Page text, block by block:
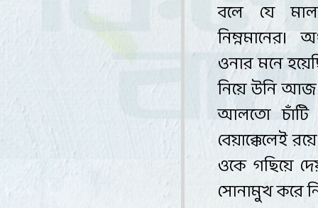
বলে যে
নিম্নমানের।
ওনারমনে
নিয়েউনিআজ
আলতো চাঁটি
বেয়াক্কেলেইরয়ে
ওকে গছিয়ে
সোনামুখকরে